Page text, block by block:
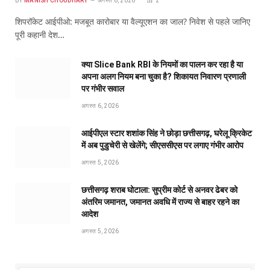
शिपरॉकेट आईपीओ: मजबूत कारोबार या वैल्यूएशन का जाल? निवेश से पहले जानिए
पूरी कहानी देश…
क्या Slice Bank RBI के नियमों का पालन कर रहा है या
अपना अलग नियम बना चुका है? शिकायत निवारण प्रणाली
पर गंभीर सवाल
अगस्त 6, 2026
आईपीएल स्टार शशांक सिंह ने छोड़ा छत्तीसगढ़, घरेलू क्रिकेट
में अब पुडुचेरी से खेलेंगे; सीएससीएस पर लगाए गंभीर आरोप
अगस्त 5, 2026
छत्तीसगढ़ शराब घोटाला: सुप्रीम कोर्ट से अनवर ढेबर को
अंतरिम जमानत, जमानत अवधि में राज्य से बाहर रहने का
आदेश
अगस्त 5, 2026